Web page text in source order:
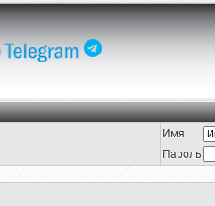
Имя
Пароль